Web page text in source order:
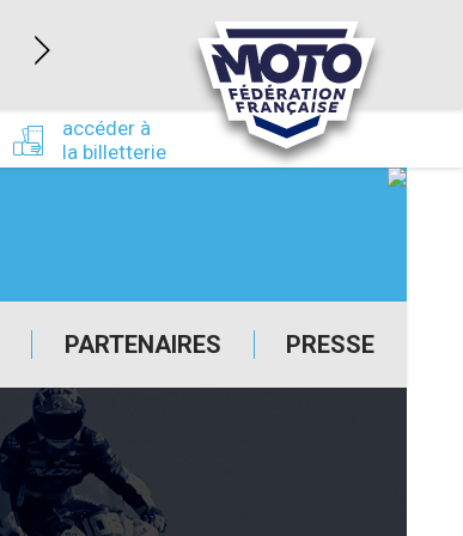
PARTENAIRES PRESSE
accéder à
la billetterie
NEVERS MAGNY-COURS (58)
du 24/09/2026 au 27/09/2026